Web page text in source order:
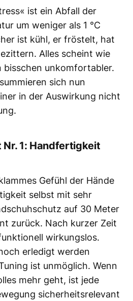
ist ein Abfall der
um weniger als 1 °C
ist kühl, er fröstelt, hat
Alles scheint wie
bisschen unkomfortabler.
sich nun
in der Auswirkung nicht
Nr. 1: Handfertigkeit
Gefühl der Hände
selbst mit sehr
auf 30 Meter
zurück. Nach kurzer Zeit
wirkungslos.
erledigt werden
ist unmöglich. Wenn
mehr geht, ist jede
sicherheitsrelevant